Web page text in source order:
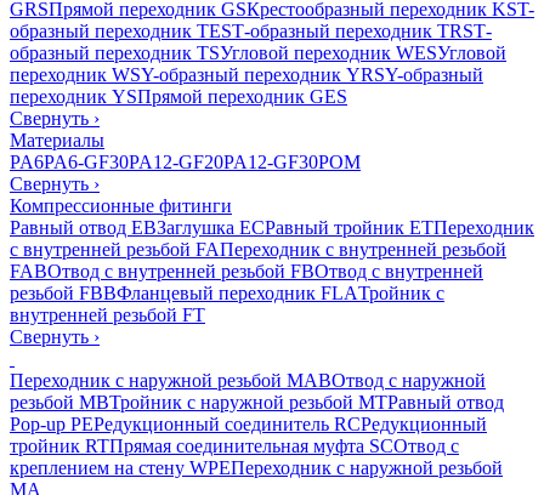
GRSПрямой переходник GSКрестообразный переходник KST-
образный переходник TESТ-образный переходник TRSТ-
образный переходник TSУгловой переходник WESУгловой
переходник WSY-образный переходник YRSY-образный
переходник YSПрямой переходник GES
Свернуть ›
Материалы
PA6PA6-GF30PA12-GF20PA12-GF30POM
Свернуть ›
Компрессионные фитинги
Равный отвод EBЗаглушка ECРавный тройник ETПереходник
с внутренней резьбой FAПереходник с внутренней резьбой
FABОтвод с внутренней резьбой FBОтвод с внутренней
резьбой FBBФланцевый переходник FLAТройник с
внутренней резьбой FT
Свернуть ›
Переходник с наружной резьбой MABОтвод с наружной
резьбой MBТройник с наружной резьбой MTРавный отвод
Pop-up PEРедукционный соединитель RCРедукционный
тройник RTПрямая соединительная муфта SCОтвод с
креплением на стену WPEПереходник с наружной резьбой
MA